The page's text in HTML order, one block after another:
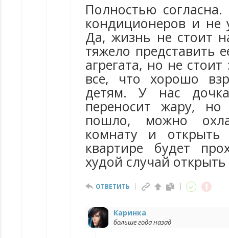
Полностью
кондиционеров и
Да, жизнь не стоит
тяжело представить
агрегата, но не
все, что хорошо
детям. У нас
переносит жару,
пошло, можно
комнату и
квартире будет
худой случай открыть
ОТВЕТИТЬ
Каринка
больше года назад